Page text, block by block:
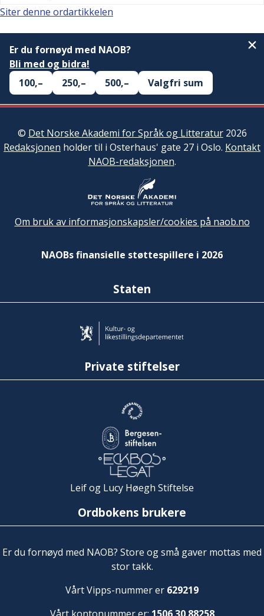
Siter denne ordartikkelen
Er du fornøyd med NAOB?
Bli med og bidra!
100,–
250,– 500,– Valgfri sum
© Det Norske Akademi for Språk og Litteratur2026
Redaksjonen holder til i Osterhaus' gate 27 i Oslo. Kontakt
NAOB-redaksjonen.
Om bruk av informasjonskapsler/cookies på naob.no
NAOBs finansielle støttespillere i 2026
Staten
Private stiftelser
Leif og Lucy Høegh Stiftelse
Ordbokens brukere
Er du fornøyd med NAOB? Store og små gaver mottas med
stor takk.
Vårt Vipps-nummer er 629219